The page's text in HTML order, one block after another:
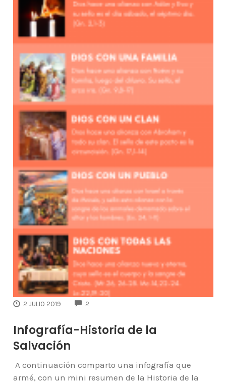
2 JULIO 2019 2
Infografía-Historia de la
Salvación
A continuación comparto una infografía que
armé, con un mini resumen de la Historia de la